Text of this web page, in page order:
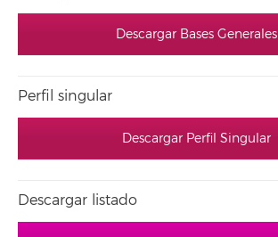
Descargar Bases Generales
Perfil singular
Descargar Perfil Singular
Descargar listado